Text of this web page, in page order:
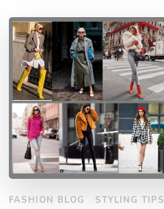
FASHION BLOG STYLING TIPS